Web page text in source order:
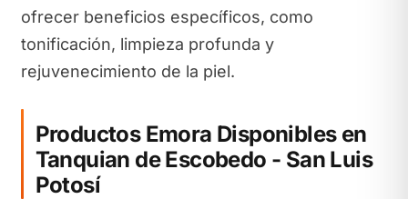
ofrecer beneficios específicos, como
tonificación, limpieza profunda y
rejuvenecimiento de la piel.
Productos Emora Disponibles en
Tanquian de Escobedo - San Luis
Potosí